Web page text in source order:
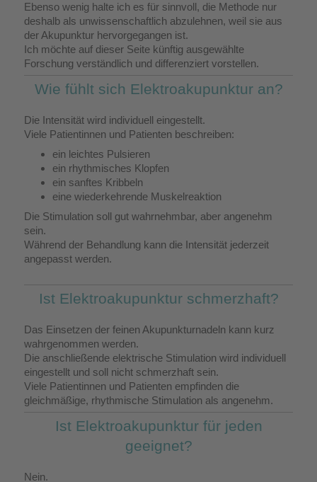
Ebenso wenig halte ich es für sinnvoll, die Methode nur
deshalb als unwissenschaftlich abzulehnen, weil sie aus
der Akupunktur hervorgegangen ist.
Ich möchte auf dieser Seite künftig ausgewählte
Forschung verständlich und differenziert vorstellen.
Wie fühlt sich Elektroakupunktur an?
Die Intensität wird individuell eingestellt.
Viele Patientinnen und Patienten beschreiben:
ein leichtes Pulsieren
ein rhythmisches Klopfen
ein sanftes Kribbeln
eine wiederkehrende Muskelreaktion
Die Stimulation soll gut wahrnehmbar, aber angenehm
sein.
Während der Behandlung kann die Intensität jederzeit
angepasst werden.
Ist Elektroakupunktur schmerzhaft?
Das Einsetzen der feinen Akupunkturnadeln kann kurz
wahrgenommen werden.
Die anschließende elektrische Stimulation wird individuell
eingestellt und soll nicht schmerzhaft sein.
Viele Patientinnen und Patienten empfinden die
gleichmäßige, rhythmische Stimulation als angenehm.
Ist Elektroakupunktur für jeden
geeignet?
Nein.